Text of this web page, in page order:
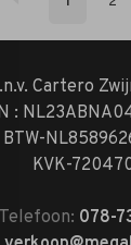
Cartero
:
BTW-
KVK-
Telefoon: 078-